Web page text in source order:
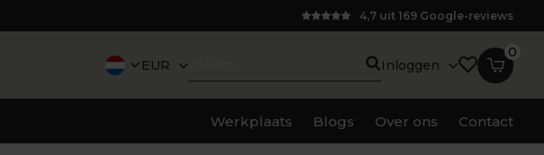
4,7 uit 169 Google-reviews
EUR Inloggen
0
Werkplaats Blogs Over ons Contact